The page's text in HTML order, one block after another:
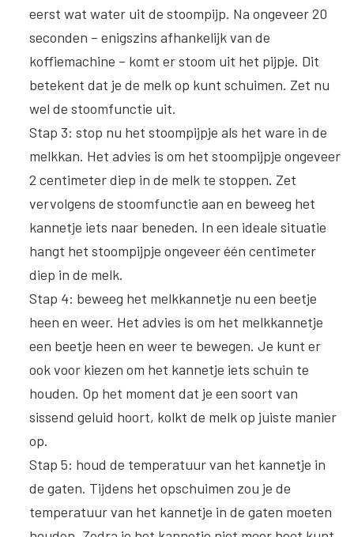
eerst wat water uit de stoompijp. Na ongeveer 20
seconden – enigszins afhankelijk van de
koffiemachine – komt er stoom uit het pijpje. Dit
betekent dat je de melk op kunt schuimen. Zet nu
wel de stoomfunctie uit.
Stap 3: stop nu het stoompijpje als het ware in de
melkkan. Het advies is om het stoompijpje ongeveer
2 centimeter diep in de melk te stoppen. Zet
vervolgens de stoomfunctie aan en beweeg het
kannetje iets naar beneden. In een ideale situatie
hangt het stoompijpje ongeveer één centimeter
diep in de melk.
Stap 4: beweeg het melkkannetje nu een beetje
heen en weer. Het advies is om het melkkannetje
een beetje heen en weer te bewegen. Je kunt er
ook voor kiezen om het kannetje iets schuin te
houden. Op het moment dat je een soort van
sissend geluid hoort, kolkt de melk op juiste manier
op.
Stap 5: houd de temperatuur van het kannetje in
de gaten. Tijdens het opschuimen zou je de
temperatuur van het kannetje in de gaten moeten